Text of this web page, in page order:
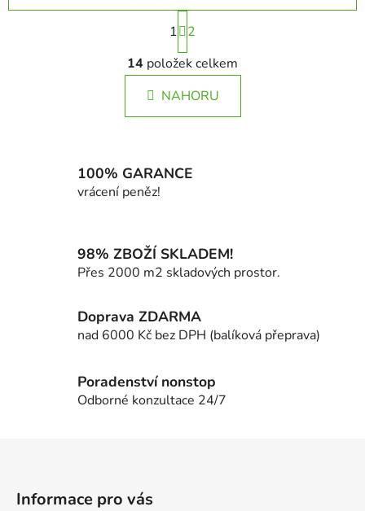
O
v
l
á
d
í
k
y
v
p
i
S
t
r
á
n
k
í
1
2
14 položek celkem
NAHORU
100% GARANCE
vrácení peněz!
98% ZBOŽÍ SKLADEM!
Přes 2000 m2 skladových prostor.
Doprava ZDARMA
nad 6000 Kč bez DPH (balíková přeprava)
Poradenství nonstop
Odborné konzultace 24/7
Informace pro vás